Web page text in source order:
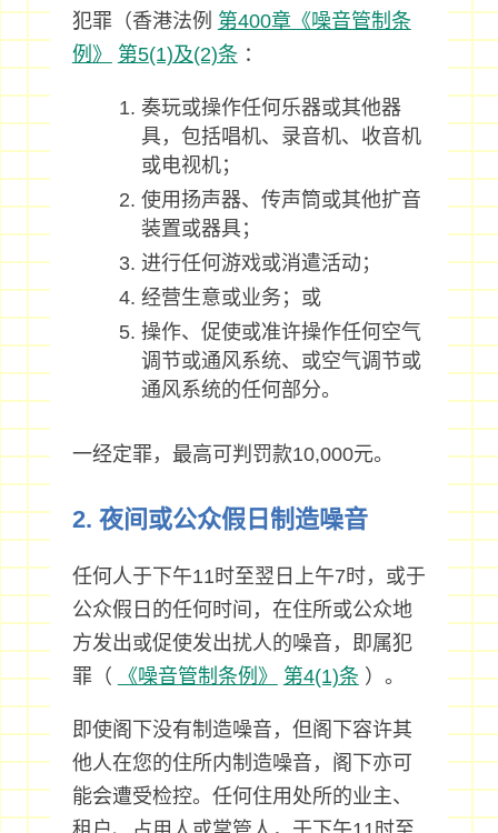
犯罪（香港法例 第400章《噪音管制条
例》
第5(1)及(2)条：
奏玩或操作任何乐器或其他器
具，包括唱机、录音机、收音机
或电视机；
使用扬声器、传声筒或其他扩音
装置或器具；
进行任何游戏或消遣活动；
经营生意或业务；或
操作、促使或准许操作任何空气
调节或通风系统、或空气调节或
通风系统的任何部分。
一经定罪，最高可判罚款10,000元。
2. 夜间或公众假日制造噪音
任何人于下午11时至翌日上午7时，或于
公众假日的任何时间，在住所或公众地
方发出或促使发出扰人的噪音，即属犯
罪（
《噪音管制条例》 第4(1)条）。
即使阁下没有制造噪音，但阁下容许其
他人在您的住所内制造噪音，阁下亦可
能会遭受检控。任何住用处所的业主、